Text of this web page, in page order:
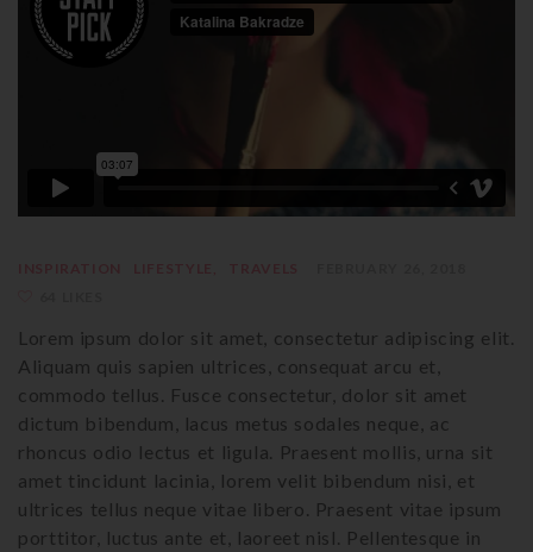
Lorem ipsum dolor sit amet, consectetur adipiscing elit.
Aliquam quis sapien ultrices, consequat arcu et,
commodo tellus. Fusce consectetur, dolor sit amet
dictum bibendum, lacus metus sodales neque, ac
rhoncus odio lectus et ligula. Praesent mollis, urna sit
amet tincidunt lacinia, lorem velit bibendum nisi, et
ultrices tellus neque vitae libero. Praesent vitae ipsum
porttitor, luctus ante et, laoreet nisl. Pellentesque in